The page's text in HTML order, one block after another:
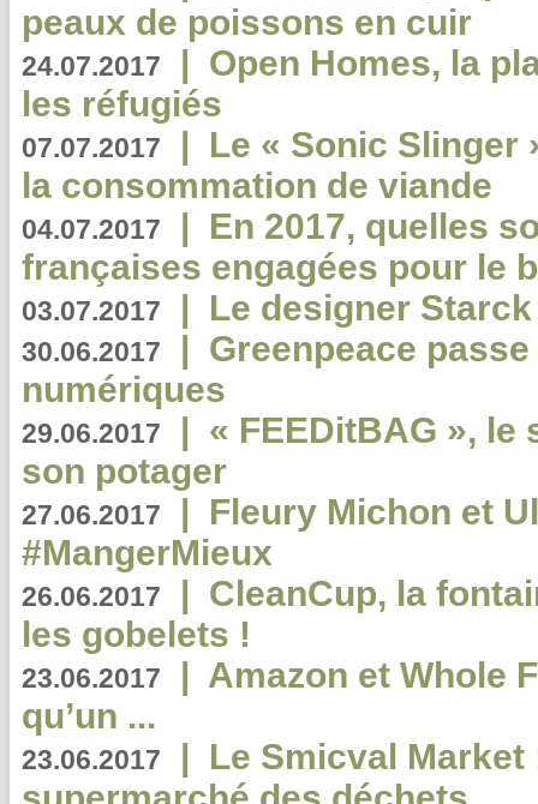
peaux de poissons en cuir
24.07.2017 | Open Homes, la
les réfugiés
07.07.2017 | Le « Sonic Slinger
la consommation de viande
04.07.2017 | En 2017, quelles
françaises engagées pour le
03.07.2017 | Le designer
30.06.2017 | Greenpeace
numériques
29.06.2017 | « FEEDitBAG », le
son potager
27.06.2017 | Fleury Michon et
#MangerMieux
26.06.2017 | CleanCup, la
les gobelets !
23.06.2017 | Amazon et Whole
qu’un ...
23.06.2017 | Le Smicval